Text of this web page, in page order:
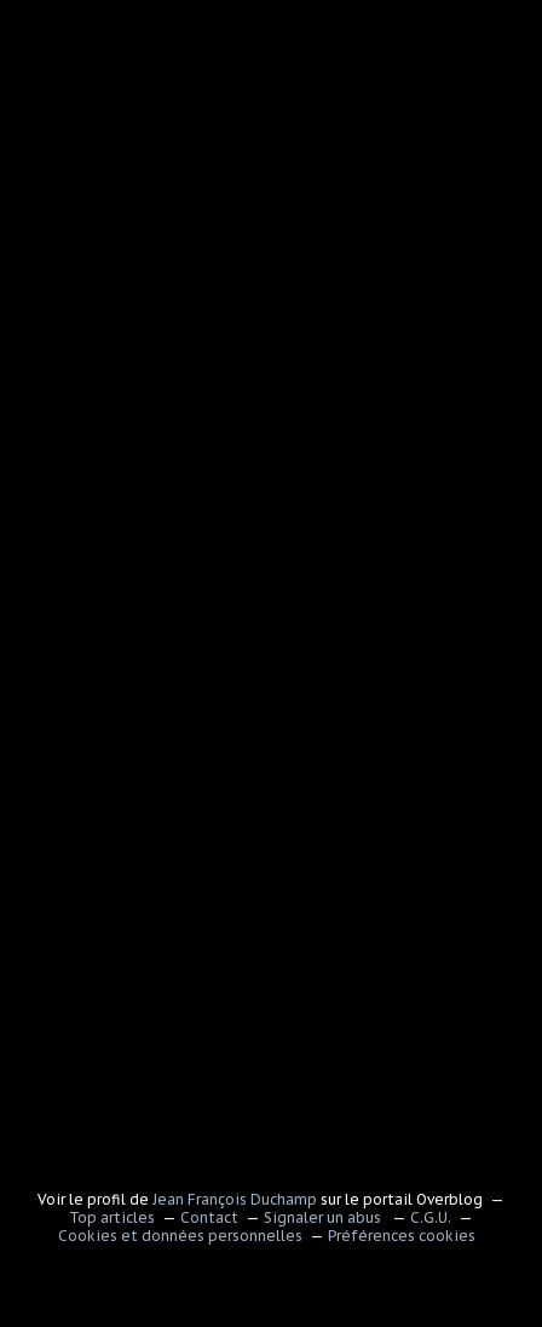
Voir le profil de Jean François Duchamp sur le portail Overblog
Top articles
Contact Signaler un abus
C.G.U.
Cookies et données personnelles
Préférences cookies